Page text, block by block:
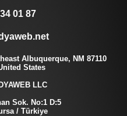
01 87
Albuquerque, NM 87110
States
LLC
Sok. No:1 D:5
/ Türkiye